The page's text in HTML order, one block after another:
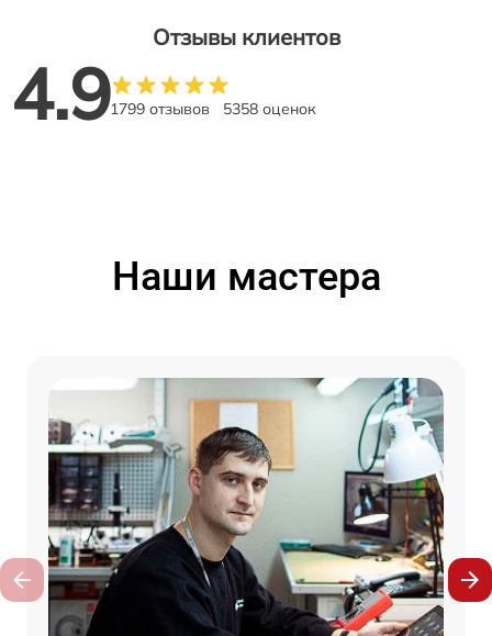
Отзывы клиентов
4.91799 отзывов 5358 оценок
Наши мастера